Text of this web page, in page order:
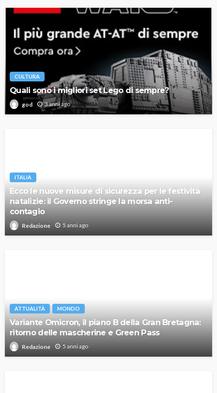
CULTURA
Quali sono i migliori set Lego di sempre?
god 3 anni ago
ITALIA
Ecco le nuove misure di sicurezza per le festività
natalizie: il Governo stringe la morsa anti-
contagio
Redazione 5 anni ago
ATTUALITÀ MONDO
Variante Omicron, il piano B della Gran Bretagna:
ritorno delle mascherine e Green Pass
Redazione 5 anni ago